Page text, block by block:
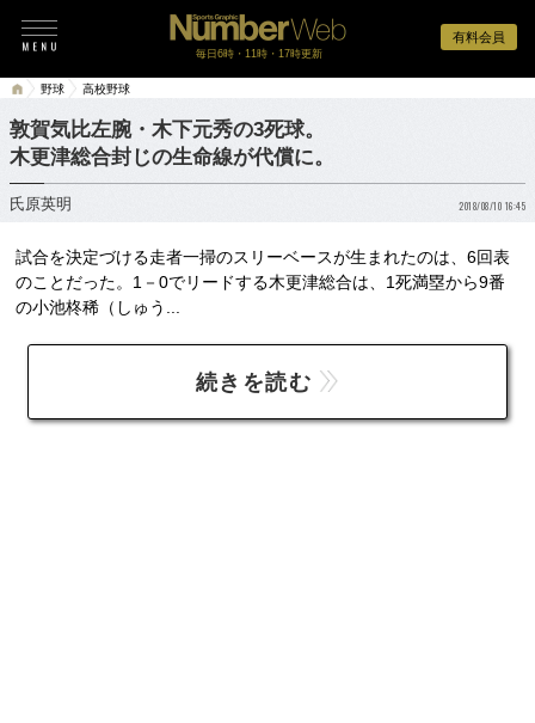
有料会員
毎日6時・11時・17時更新
野球 高校野球
敦賀気比左腕・木下元秀の3死球。
木更津総合封じの生命線が代償に。
氏原英明 2018/08/10 16:45
試合を決定づける走者一掃のスリーベースが生まれたのは、6回表
のことだった。1－0でリードする木更津総合は、1死満塁から9番
の小池柊稀（しゅう...
続きを読む